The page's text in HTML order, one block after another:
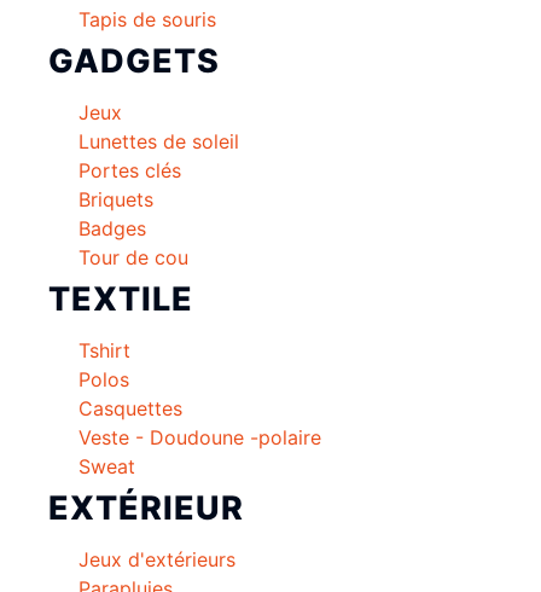
Tapis de souris
GADGETS
Jeux
Lunettes de soleil
Portes clés
Briquets
Badges
Tour de cou
TEXTILE
Tshirt
Polos
Casquettes
Veste - Doudoune -polaire
Sweat
EXTÉRIEUR
Jeux d'extérieurs